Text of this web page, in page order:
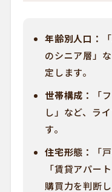
年齢別人口：
のシニア層」
定します。
世帯構成：
「
し」など、ラ
す。
住宅形態：
「
「賃貸アパー
購買力を判断し